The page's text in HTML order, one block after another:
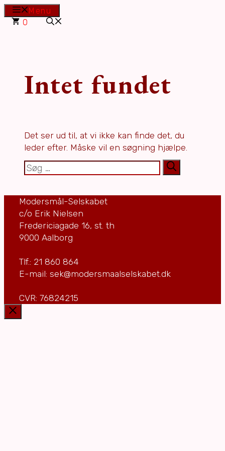
Hop
Menu
0
Intet fundet
Det ser ud til, at vi ikke kan finde det, du
leder efter. Måske vil en søgning hjælpe.
Søg
efter:
Modersmål-Selskabet
c/o Erik Nielsen
Fredericiagade 16, st. th
9000 Aalborg
Tlf.: 21 860 864
E-mail: sek@modersmaalselskabet.dk
CVR: 76824215
Luk